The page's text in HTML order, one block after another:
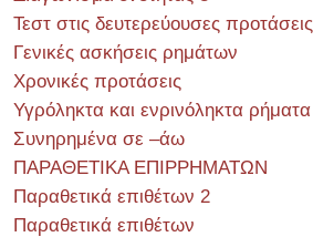
Τεστ στις δευτερεύουσες προτάσεις
Γενικές ασκήσεις ρημάτων
Χρονικές προτάσεις
Υγρόληκτα και ενρινόληκτα ρήματα
Συνηρημένα σε –άω
ΠΑΡΑΘΕΤΙΚΑ ΕΠΙΡΡΗΜΑΤΩΝ
Παραθετικά επιθέτων 2
Παραθετικά επιθέτων